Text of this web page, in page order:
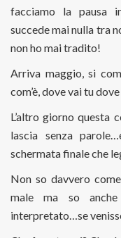
facciamo la pausa
succede mai nulla tra
non ho mai tradito!
Arriva maggio, si
com’è, dove vai tu
L’altro giorno questa
lascia senza
schermata finale che
Non so davvero
male ma so
interpretato…se